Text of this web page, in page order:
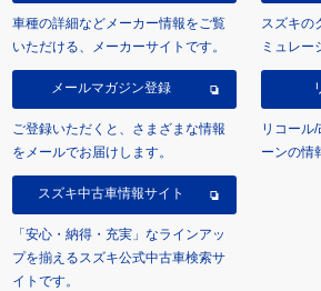
車種の詳細などメーカー情報をご覧
いただける、メーカーサイトです。
スズキの
ミュレー
メールマガジン登録
ご登録いただくと、さまざまな情報
をメールでお届けします。
リコール
ーンの情
スズキ中古車情報サイト
「安心・納得・充実」なラインアッ
プを揃えるスズキ公式中古車検索サ
イトです。